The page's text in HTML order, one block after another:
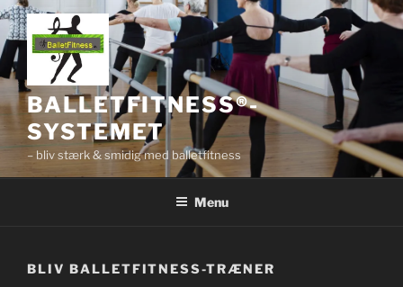
Videre
til
indhold
BALLETFITNESS®-
SYSTEMET
– bliv stærk & smidig med balletfitness
Menu
BLIV BALLETFITNESS-TRÆNER